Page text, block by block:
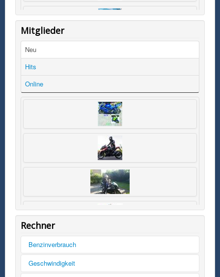
Mitglieder
Neu
Hits
Online
Rechner
Benzinverbrauch
Tankinhalt
Geschwindigkeit